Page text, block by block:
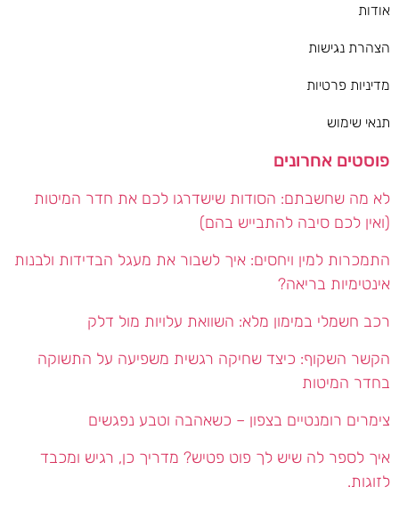
אודות
הצהרת נגישות
מדיניות פרטיות
תנאי שימוש
פוסטים אחרונים
לא מה שחשבתם: הסודות שישדרגו לכם את חדר המיטות
(ואין לכם סיבה להתבייש בהם)
התמכרות למין ויחסים: איך לשבור את מעגל הבדידות ולבנות
אינטימיות בריאה?
רכב חשמלי במימון מלא: השוואת עלויות מול דלק
הקשר השקוף: כיצד שחיקה רגשית משפיעה על התשוקה
בחדר המיטות
צימרים רומנטיים בצפון – כשאהבה וטבע נפגשים
איך לספר לה שיש לך פוט פטיש? מדריך כן, רגיש ומכבד
לזוגות.